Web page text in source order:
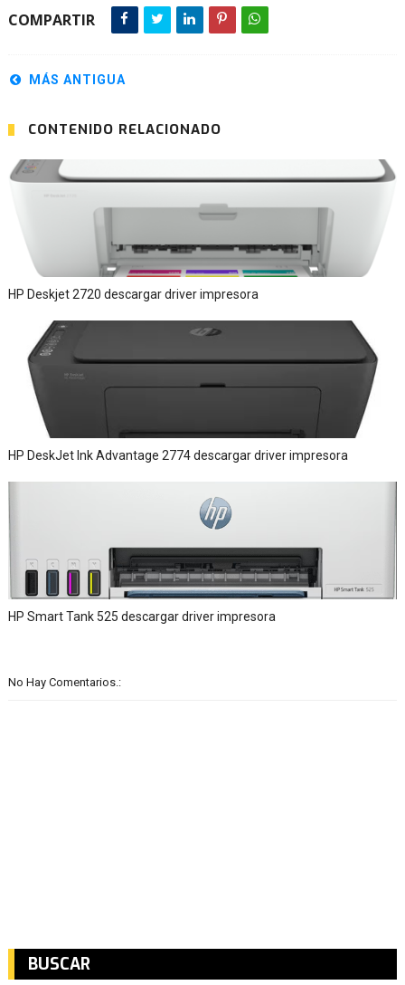
COMPARTIR
MÁS ANTIGUA
CONTENIDO RELACIONADO
HP Deskjet 2720 descargar driver impresora
HP DeskJet Ink Advantage 2774 descargar driver impresora
HP Smart Tank 525 descargar driver impresora
No Hay Comentarios.:
BUSCAR